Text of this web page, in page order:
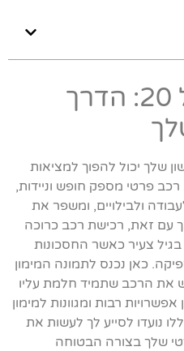
מימון לרכב בגיל 20: הדרך
שלך יכול להפוך למציאות
פרטי מספק חופש וניידות,
ולבילויים, ומשפר את
עם זאת, רכישת רכב כרוכה
צעיר כאשר החסכונות
כאן נכנס לתמונה המימון
את הרכב שתמיד חלמת עליו
רבות ומגוונות למימון
הללו נועדו לסייע לך לעשות את
שלך בצורה הבטוחה